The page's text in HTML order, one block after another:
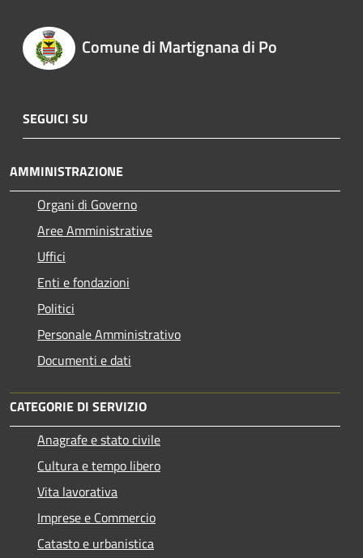
Comune di Martignana di Po
SEGUICI SU
AMMINISTRAZIONE
Organi di Governo
Aree Amministrative
Uffici
Enti e fondazioni
Politici
Personale Amministrativo
Documenti e dati
CATEGORIE DI SERVIZIO
Anagrafe e stato civile
Cultura e tempo libero
Vita lavorativa
Imprese e Commercio
Catasto e urbanistica